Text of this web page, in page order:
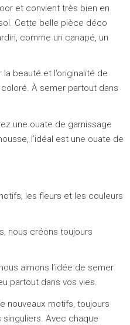
et convient très bien en
Cette belle pièce déco
comme un canapé, un
beauté et l’originalité de
À semer partout dans
une ouate de garnissage
l’idéal est une ouate de
les fleurs et les couleurs
nous créons toujours
aimons l’idée de semer
partout dans vos vies.
nouveaux motifs, toujours
singuliers. Avec chaque